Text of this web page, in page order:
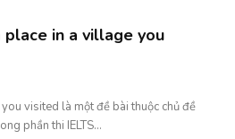
place in a village you
visited là một đề bài thuộc chủ đề
phần thi IELTS...